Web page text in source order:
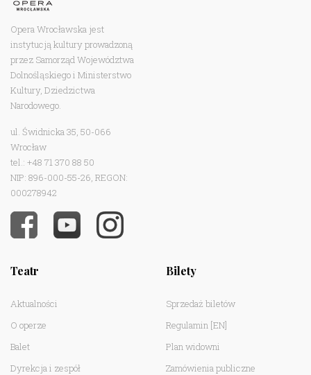
Opera Wrocławska jest
instytucją kultury prowadzoną
przez Samorząd Województwa
Dolnośląskiego i Ministerstwo
Kultury, Dziedzictwa
Narodowego.
ul. Świdnicka 35, 50-066
Wrocław
tel.: +48 71 370 88 50
NIP: 896-000-55-26, REGON:
000278942
Teatr
Aktualności
O operze
Balet
Dyrekcja i zespół
Bilety
Sprzedaż biletów
Regulamin [EN]
Plan widowni
Zamówienia publiczne